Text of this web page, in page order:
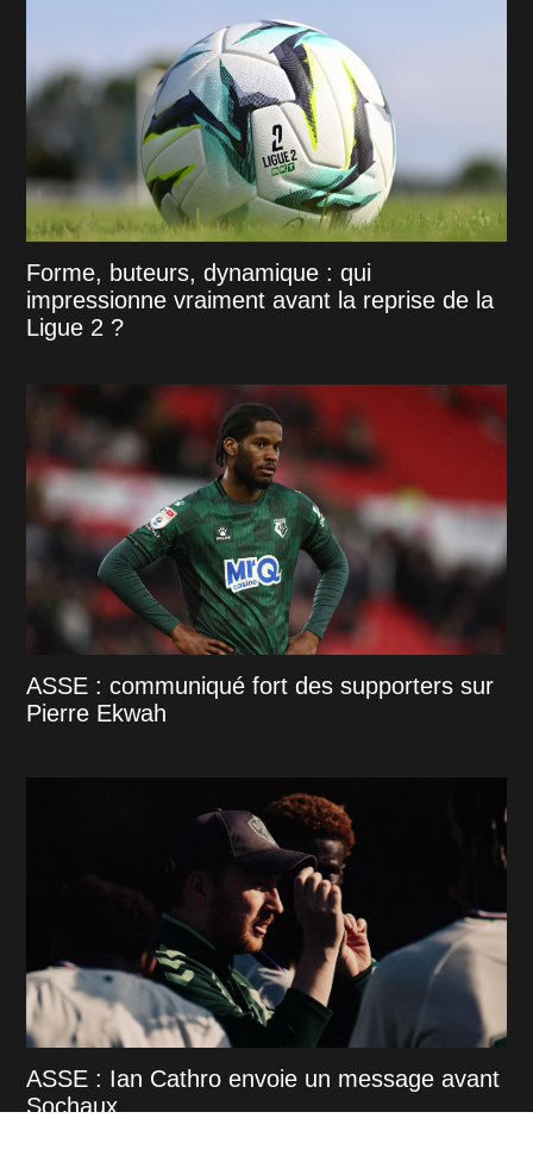
Forme, buteurs, dynamique : qui
impressionne vraiment avant la reprise de la
Ligue 2 ?
ASSE : communiqué fort des supporters sur
Pierre Ekwah
ASSE : Ian Cathro envoie un message avant
Sochaux